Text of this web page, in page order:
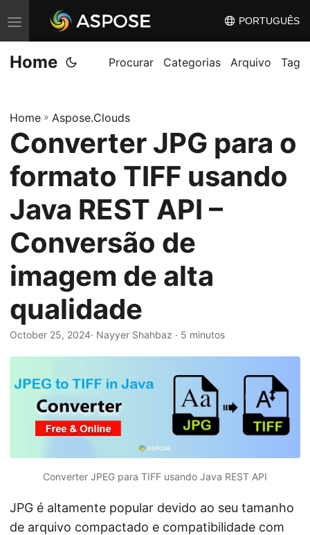
A
l
t
n
a
n
a
v
e
g
a
ã
o
PORTUGUÊS
Home Procurar Categorias Arquivo Tag
Home » Aspose.Clouds
Converter JPG para o
formato TIFF usando
Java REST API –
Conversão de
imagem de alta
qualidade
October 25, 2024· Nayyer Shahbaz · 5 minutos
Converter JPEG para TIFF usando Java REST API
JPG é altamente popular devido ao seu tamanho
de arquivo compactado e compatibilidade com